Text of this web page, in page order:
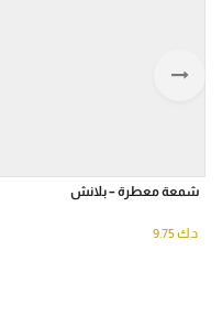
شمعة معطرة – بلانش
د.ك